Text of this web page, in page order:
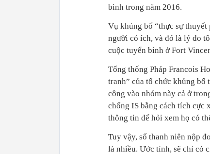
binh trong năm 2016.
Vụ khủng bố “thực sự
người có ích, và đó là lý do
cuộc tuyển binh ở Fort
Tổng thống Pháp Francois
tranh” của tổ chức khủng bố
công vào nhóm này cả ở
chống IS bằng cách tích cực
thông tin để hỏi xem họ có
Tuy vậy, số thanh niên nộp
là nhiều. Ước tính, sẽ chỉ có